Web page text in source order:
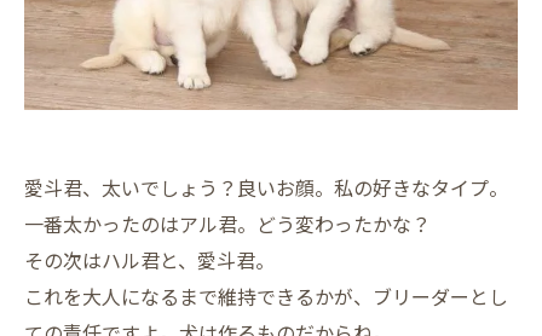
愛斗君、太いでしょう？良いお顔。私の好きなタイプ。
一番太かったのはアル君。どう変わったかな？
その次はハル君と、愛斗君。
これを大人になるまで維持できるかが、ブリーダーとし